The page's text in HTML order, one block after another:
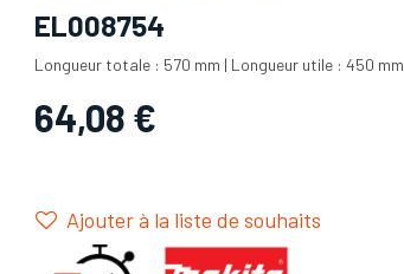
EL008754
Longueur totale : 570 mm | Longueur utile : 450 mm
64,08 €
Ajouter à la liste de souhaits